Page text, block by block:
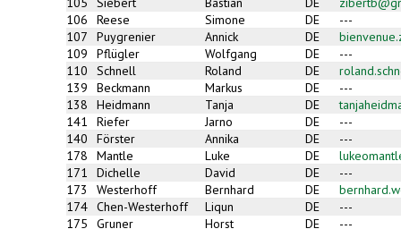
106
Reese Simone DE
---
107
Puygrenier Annick DE
109
Pflügler Wolfgang DE
---
110
Schnell Roland DE
139
Beckmann Markus DE
---
138
Heidmann Tanja DE
141
Riefer Jarno DE
---
140
Förster Annika DE
---
178
Mantle Luke DE
171
Dichelle David DE
---
173
Westerhoff Bernhard DE
174 Chen-Westerhoff Liqun DE
---
175
Gruner Horst DE
---